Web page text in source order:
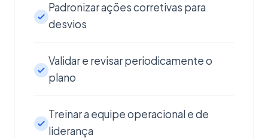
Padronizar ações corretivas para
desvios
Validar e revisar periodicamente o
plano
Treinar a equipe operacional e de
liderança